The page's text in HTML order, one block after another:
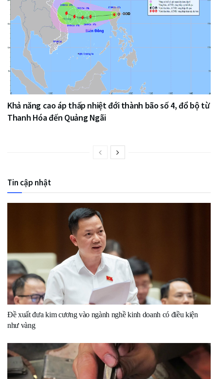
Khả năng cao áp thấp nhiệt đới thành bão số 4, đổ bộ từ
Thanh Hóa đến Quảng Ngãi
Tin cập nhật
Đề xuất đưa kim cương vào ngành nghề kinh doanh có điều kiện
như vàng